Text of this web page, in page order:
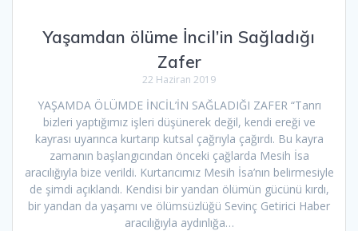
Yaşamdan ölüme İncil’in Sağladığı
Zafer
22 Haziran 2019
YAŞAMDA ÖLÜMDE İNCİL’İN SAĞLADIĞI ZAFER “Tanrı
bizleri yaptığımız işleri düşünerek değil, kendi ereği ve
kayrası uyarınca kurtarıp kutsal çağrıyla çağırdı. Bu kayra
zamanın başlangıcından önceki çağlarda Mesih İsa
aracılığıyla bize verildi. Kurtarıcımız Mesih İsa’nın belirmesiyle
de şimdi açıklandı. Kendisi bir yandan ölümün gücünü kırdı,
bir yandan da yaşamı ve ölümsüzlüğü Sevinç Getirici Haber
aracılığıyla aydınlığa…